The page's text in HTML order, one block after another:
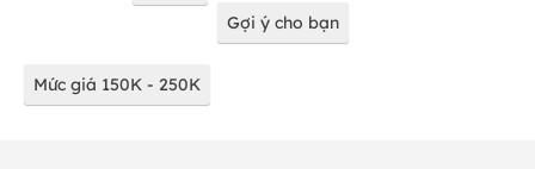
Gợi ý cho bạn
Mức giá 150K - 250K